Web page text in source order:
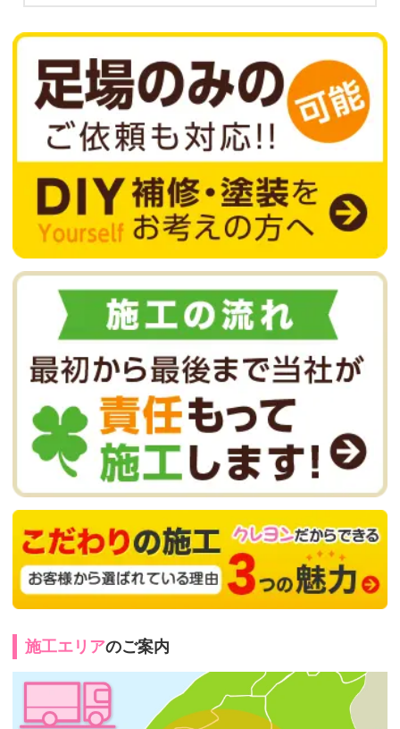
施工エリアのご案内